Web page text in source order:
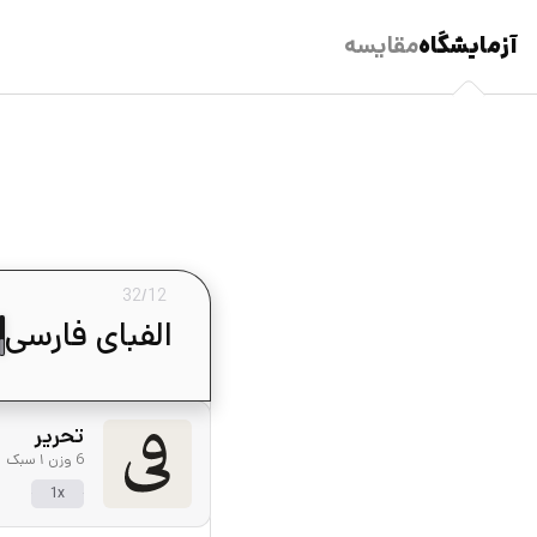
آزمایشگاهمقایسه
تحریر
6 وزن ۱ سبک
1x
32/12